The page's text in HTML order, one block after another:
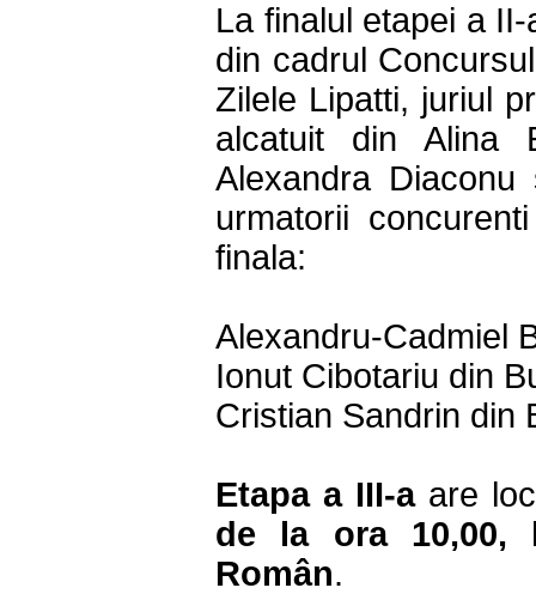
La finalul etapei a
din cadrul
Zilele Lipatti, juriul
alcatuit din Alina
Alexandra
urmatorii
finala:
Alexandru-Cadmiel
Ionut Cibotariu din
Cristian Sandrin din
Etapa a III-aare
de la ora 10,00,
Român.